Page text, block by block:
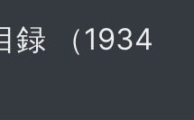
録 （1934